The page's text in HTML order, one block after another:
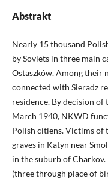
Abstrakt
Nearly 15 thousand
by Soviets in three main
Ostaszków. Among their
connected with Sieradz
residence. By decision of
March 1940, NKWD
Polish citiens. Victims of
graves in Katyn near
in the suburb of
(three through place of